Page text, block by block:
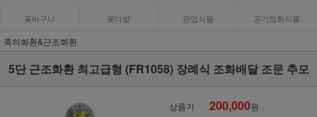
꽃바구니 꽃다발 관엽식물 공기정화식물
축하화환&근조화환
5단 근조화환 최고급형 (FR1058) 장례식 조화배달 조문 추모
상품가 200,000원